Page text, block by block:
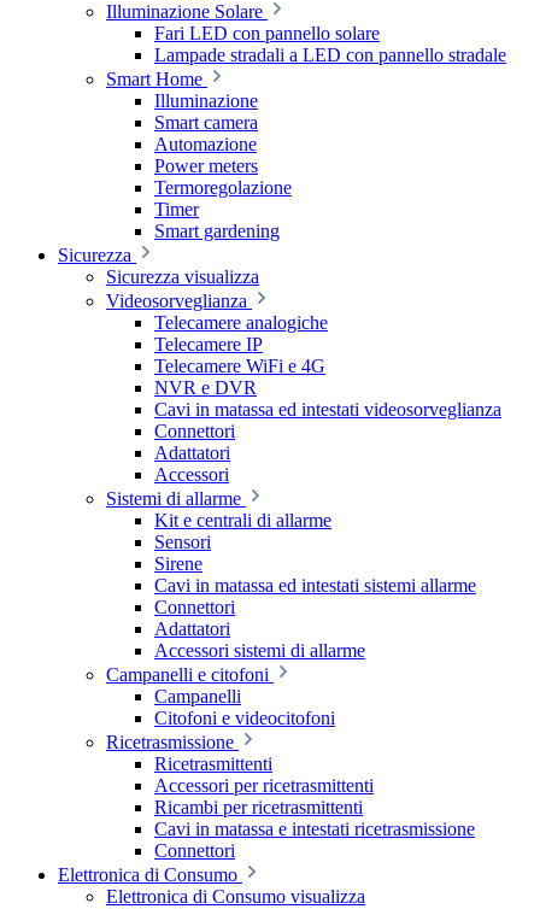
Illuminazione Solare
Fari LED con pannello solare
Lampade stradali a LED con pannello stradale
Smart Home
Illuminazione
Smart camera
Automazione
Power meters
Termoregolazione
Timer
Smart gardening
Sicurezza
Sicurezza visualizza
Videosorveglianza
Telecamere analogiche
Telecamere IP
Telecamere WiFi e 4G
NVR e DVR
Cavi in matassa ed intestati videosorveglianza
Connettori
Adattatori
Accessori
Sistemi di allarme
Kit e centrali di allarme
Sensori
Sirene
Cavi in matassa ed intestati sistemi allarme
Connettori
Adattatori
Accessori sistemi di allarme
Campanelli e citofoni
Campanelli
Citofoni e videocitofoni
Ricetrasmissione
Ricetrasmittenti
Accessori per ricetrasmittenti
Ricambi per ricetrasmittenti
Cavi in matassa e intestati ricetrasmissione
Connettori
Elettronica di Consumo
Elettronica di Consumo visualizza